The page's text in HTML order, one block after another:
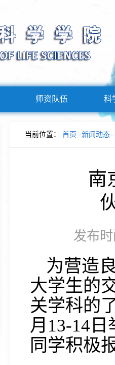
师资队伍 科
当前位置： 首页--新闻动态--
南
发布
为营造
大学生的
关学科的
月 13-14
同学积极